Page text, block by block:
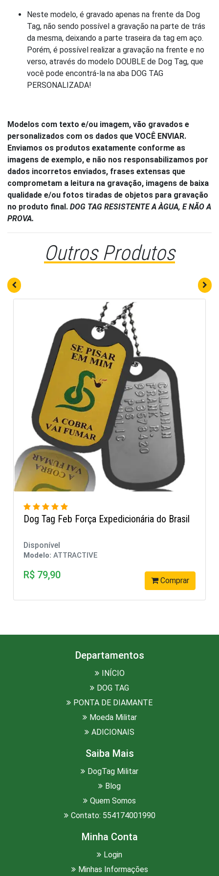
Neste modelo, é gravado apenas na frente da Dog
Tag, não sendo possível a gravação na parte de trás
da mesma, deixando a parte traseira da tag em aço.
Porém, é possível realizar a gravação na frente e no
verso, através do modelo DOUBLE de Dog Tag, que
você pode encontrá-la na aba DOG TAG
PERSONALIZADA!
Modelos com texto e/ou imagem, vão gravados e
personalizados com os dados que VOCÊ ENVIAR.
Enviamos os produtos exatamente conforme as
imagens de exemplo, e não nos responsabilizamos por
dados incorretos enviados, frases extensas que
comprometam a leitura na gravação, imagens de baixa
qualidade e/ou fotos tiradas de objetos para gravação
no produto final. DOG TAG RESISTENTE A ÀGUA, E NÃO A
PROVA.
Outros Produtos
Brasil
Comprar
Dog tag Alto Relevo Brasil com Borda
Modelo:
Departamentos
INÍCIO
DOG TAG
PONTA DE DIAMANTE
Moeda Militar
ADICIONAIS
Saiba Mais
DogTag Militar
Blog
Quem Somos
Contato: 554174001990
Minha Conta
Login
Minhas Informações